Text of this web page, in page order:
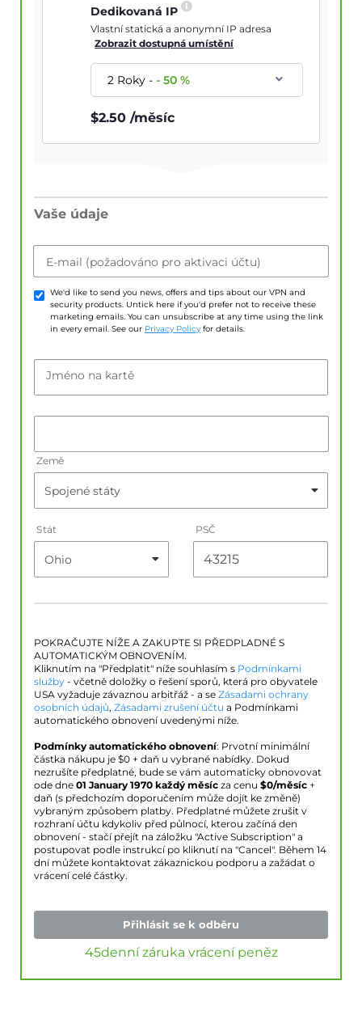
Dedikovaná IP
Vlastní statická a anonymní IP adresa
Zobrazit dostupná umístění
2 Roky--50 %
$2.50 /měsíc
Vaše údaje
E-mail (požadováno pro aktivaci účtu)
We'd like to send you news, offers and tips about our VPN and
security products. Untick here if you'd prefer not to receive these
marketing emails. You can unsubscribe at any time using the link
in every email. See our Privacy Policy for details.
Jméno na kartě
Země
Stát PSČ
POKRAČUJTE NÍŽE A ZAKUPTE SI PŘEDPLADNÉ S
AUTOMATICKÝM OBNOVENÍM.
Kliknutím na "Předplatit" níže souhlasím s Podmínkami
služby - včetně doložky o řešení sporů, která pro obyvatele
USA vyžaduje závaznou arbitřáž - a se Zásadami ochrany
osobních údajů, Zásadami zrušení účtu a Podmínkami
automatického obnovení uvedenými níže.
Podmínky automatického obnovení: Prvotní minimální
částka nákupu je $0 + daň u vybrané nabídky. Dokud
nezrušíte předplatné, bude se vám automaticky obnovovat
ode dne 01 January 1970 každý měsíc za cenu $0/měsíc +
daň (s předchozím doporučením může dojít ke změně)
vybraným způsobem platby. Předplatné můžete zrušit v
rozhraní účtu kdykoliv před půlnocí, kterou začíná den
obnovení - stačí přejít na záložku "Active Subscription" a
postupovat podle instrukcí po kliknutí na "Cancel". Během 14
dní můžete kontaktovat zákaznickou podporu a zažádat o
vrácení celé částky.
Přihlásit se k odběru
45denní záruka vrácení peněz